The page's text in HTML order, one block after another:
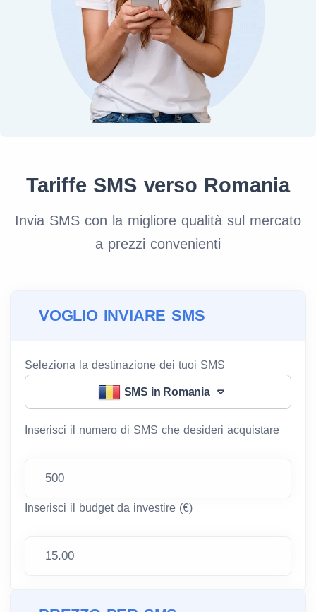
Tariffe SMS verso Romania
Invia SMS con la migliore qualità sul mercato
a prezzi convenienti
VOGLIO INVIARE SMS
Seleziona la destinazione dei tuoi SMS
SMS in Romania
Inserisci il numero di SMS che desideri acquistare
Inserisci il budget da investire (€)